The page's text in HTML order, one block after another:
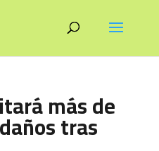
más de
tras